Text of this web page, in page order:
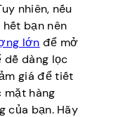
nhiên, nếu
bạn nên
lớn để mở
dễ dàng lọc
giá để tiết
mặt hàng
của bạn. Hãy